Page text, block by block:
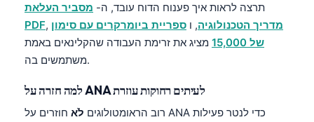
תרצה לראות איך פענוח הדוח עובד, ה- מסביר העלאת
PDF, מדריך הטכנולוגיה, ו ספריית ביומרקרים עם סימון
של 15,000
מציג את זרימת העבודה שהקלינאים באמת
משתמשים בה.
למה חזרה על ANA לעיתים רחוקות עוזרת
רוב הראומטולוגים לֹא חוזרים על ANA כדי לנטר פעילות